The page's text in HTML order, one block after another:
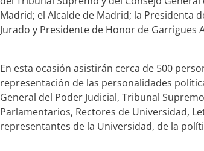
Madrid; el Alcalde de Madrid; la Presidenta
Jurado y Presidente de Honor de Garrigues
En esta ocasión asistirán cerca de 500
representación de las personalidades
General del Poder Judicial, Tribunal
Parlamentarios, Rectores de Universidad,
representantes de la Universidad, de la